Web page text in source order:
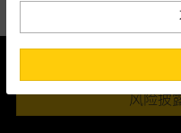
民使用，并不提供或发售予
阁下购买证券丶基金单位或
其他地方)，但清楚表明上
提供网站内容的基准
此内容来自我们在所示日期时
而，Macquarie Capital风险披